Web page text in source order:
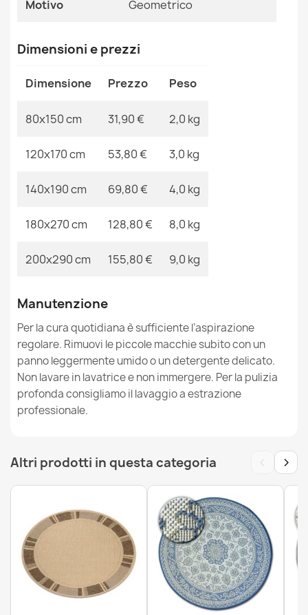
Tappeto SANTO SISAL 1001 geometrica bianco
31,90 €
Tappeto SANTO SISAL 0537 geometrica grigio
31,90 €
Tappeto, passatoia TIMO 5979 SISAL all'aperto telaio
bianco - PRODOTTO DI SECONDO GRADO
50,90 €
Motivo Geometrico
Dimensioni e prezzi
Dimensione Prezzo Peso
80x150 cm 31,90 € 2,0 kg
120x170 cm 53,80 € 3,0 kg
140x190 cm 69,80 € 4,0 kg
180x270 cm 128,80 € 8,0 kg
200x290 cm 155,80 € 9,0 kg
Manutenzione
Per la cura quotidiana è sufficiente l’aspirazione
regolare. Rimuovi le piccole macchie subito con un
panno leggermente umido o un detergente delicato.
Non lavare in lavatrice e non immergere. Per la pulizia
profonda consigliamo il lavaggio a estrazione
professionale.
Altri prodotti in questa categoria ‹ ›